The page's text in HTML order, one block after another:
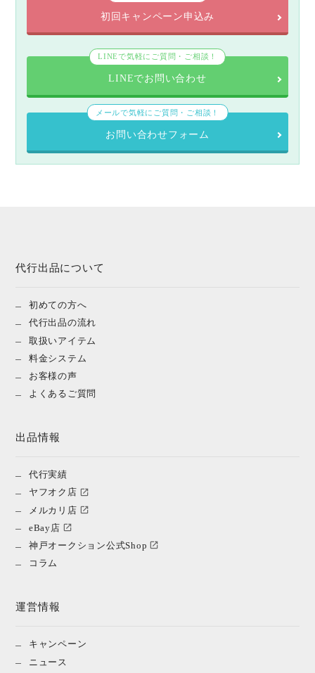
初回キャンペーン申込み
LINEで気軽にご質問・ご相談！
LINEでお問い合わせ
メールで気軽にご質問・ご相談！
お問い合わせフォーム
代行出品について
初めての方へ
代行出品の流れ
取扱いアイテム
料金システム
お客様の声
よくあるご質問
出品情報
代行実績
ヤフオク店
メルカリ店
eBay店
神戸オークション公式Shop
コラム
運営情報
キャンペーン
ニュース